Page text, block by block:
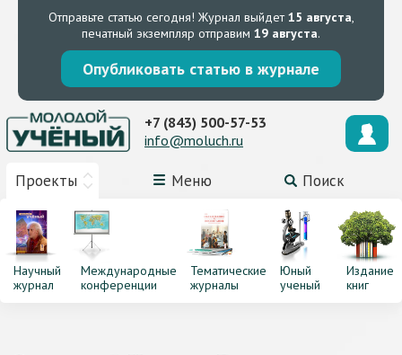
Отправьте статью сегодня! Журнал выйдет15 августа,
печатный экземпляр отправим 19 августа.
Опубликовать статью в журнале
Проекты Меню Поиск
+7 (843) 500-57-53
info@moluch.ru
Научный
журнал
Международные
конференции
Тематические
журналы
Юный
ученый
Издание
книг